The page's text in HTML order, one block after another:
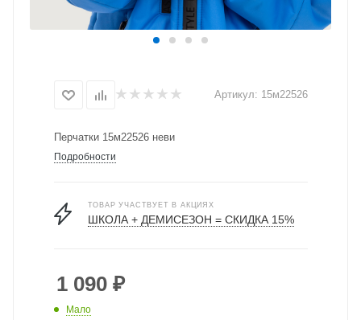
Артикул: 15м22526
Перчатки 15м22526 неви
Подробности
ТОВАР УЧАСТВУЕТ В АКЦИЯХ
ШКОЛА + ДЕМИСЕЗОН = СКИДКА 15%
1 090₽
Мало